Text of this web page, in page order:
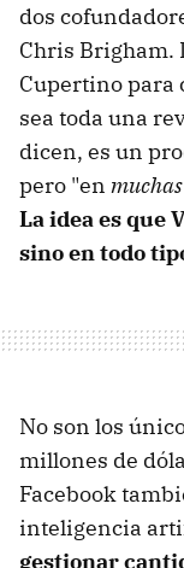
dos
Chris Brigham.
Cupertino para
sea toda una
dicen, es un
pero "en
La idea es que
sino en todo
No son los
millones de
Facebook
inteligencia
gestionar